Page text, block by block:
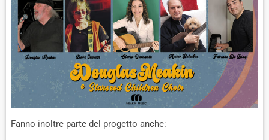
Fanno inoltre parte del progetto anche: